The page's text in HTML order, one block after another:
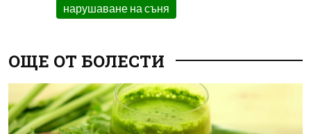
нарушаване на съня
ОЩЕ ОТ БОЛЕСТИ